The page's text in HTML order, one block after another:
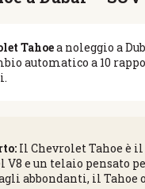
Tahoea noleggio a
automatico a 10
Il Chevrolet Tahoe è
e un telaio pensato
abbondanti, il